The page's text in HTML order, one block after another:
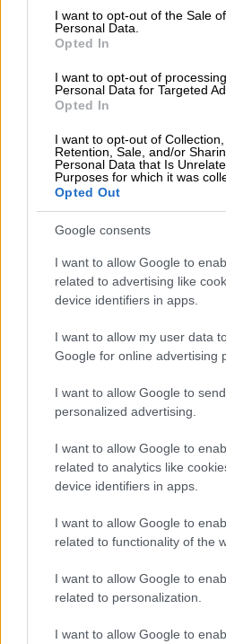
consent section.
I want to opt-out of the Sale
Personal Data.
Opted In
I want to opt-out of
Personal Data for Targeted
Opted In
I want to opt-out of Collection,
Retention, Sale, and/or
Personal Data that Is
Purposes for which it was
Opted Out
Google consents
I want to allow Google to
related to advertising like
device identifiers in apps.
I want to allow my user data
Google for online advertising
I want to allow Google to
personalized advertising.
I want to allow Google to
related to analytics like
device identifiers in apps.
I want to allow Google to
related to functionality of the
I want to allow Google to
related to personalization.
I want to allow Google to
Μια επίδοξη
(Πόρτμαν) αποφασίζει
Σαβάνα της Τζόρτζια για
και να μελετήσει την
νέο της ρόλο.
Μαζί τους
(Charles Melton) με τους
Moffett), Ντρου
Τζόσελυν Σέλφο
σενάριο γράφτηκε από
πρωτοεμφανιζόμενο
Μπερτς (Samy Burch) με
μεταξύ άλλων, τους
Τζέσσικα Έλμπαουμ
Η διάσημη πλατφόρμα
δικαιώματα διανομής